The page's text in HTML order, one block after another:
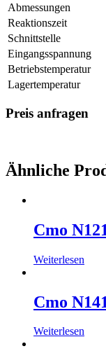
Abmessungen
Reaktionszeit
Schnittstelle
Eingangsspannung
Betriebstemperatur
Lagertemperatur
Preis anfragen
Ähnliche
Cmo
Weiterlesen
Cmo
Weiterlesen